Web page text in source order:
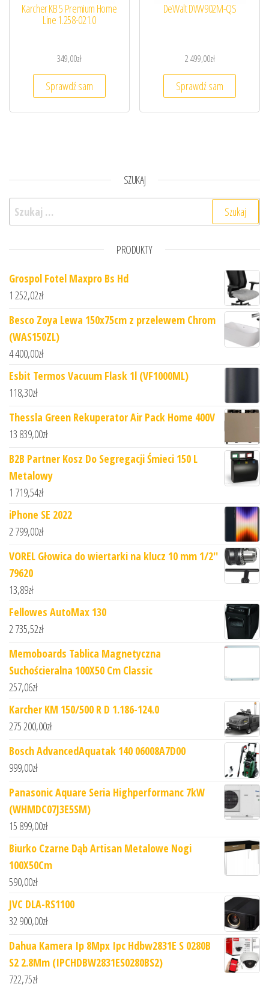
Karcher KB 5 Premium Home
Line 1.258-021.0
349,00zł
Sprawdź sam
DeWalt DWV902M-QS
2 499,00zł
Sprawdź sam
SZUKAJ
Szukaj:
PRODUKTY
Grospol Fotel Maxpro Bs Hd
1 252,02zł
Besco Zoya Lewa 150x75cm z przelewem Chrom
(WAS150ZL)
4 400,00zł
Esbit Termos Vacuum Flask 1l (VF1000ML)
118,30zł
Thessla Green Rekuperator Air Pack Home 400V
13 839,00zł
B2B Partner Kosz Do Segregacji Śmieci 150 L
Metalowy
1 719,54zł
iPhone SE 2022
2 799,00zł
VOREL Głowica do wiertarki na klucz 10 mm 1/2''
79620
13,89zł
Fellowes AutoMax 130
2 735,52zł
Memoboards Tablica Magnetyczna
Suchościeralna 100X50 Cm Classic
257,06zł
Karcher KM 150/500 R D 1.186-124.0
275 200,00zł
Bosch AdvancedAquatak 140 06008A7D00
999,00zł
Panasonic Aquare Seria Highperformanc 7kW
(WHMDC07J3E5SM)
15 899,00zł
Biurko Czarne Dąb Artisan Metalowe Nogi
100X50Cm
590,00zł
JVC DLA-RS1100
32 900,00zł
Dahua Kamera Ip 8Mpx Ipc Hdbw2831E S 0280B
S2 2.8Mm (IPCHDBW2831ES0280BS2)
722,75zł